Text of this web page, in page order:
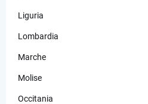
Liguria
Lombardia
Marche
Molise
Occitania